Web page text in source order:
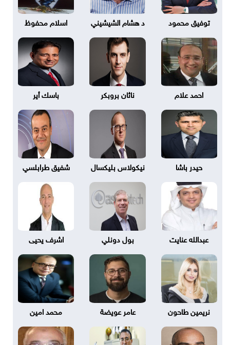
توفيق محمود د هشام الشيشيني اسلام محفوظ
احمد علام ناثان بروبكر باسك أير
حيدر باشا نيكولاس بليكسال شفيق طرابلسي
عبدالله عنايت بول دونلي اشرف يحيى
نريمين طاحون عامر عويضة محمد امين